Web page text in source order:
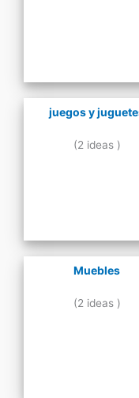
juegos y
(2 ideas )
Muebles
(2 ideas )